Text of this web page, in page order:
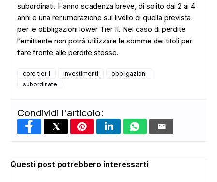
subordinati. Hanno scadenza breve, di solito dai 2 ai 4
anni e una renumerazione sul livello di quella prevista
per le obbligazioni lower Tier II. Nel caso di perdite
l’emittente non potrà utilizzare le somme dei titoli per
fare fronte alle perdite stesse.
core tier 1 investimenti
obbligazioni
subordinate
Condividi l'articolo:
Questi post potrebbero interessarti